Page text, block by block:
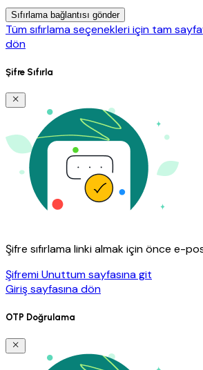
Sıfırlama bağlantısı gönder
Tüm sıfırlama seçenekleri için tam
dön
Şifre Sıfırla
Şifre sıfırlama linki almak için önce e-
Şifremi Unuttum sayfasına git
Giriş sayfasına dön
OTP Doğrulama